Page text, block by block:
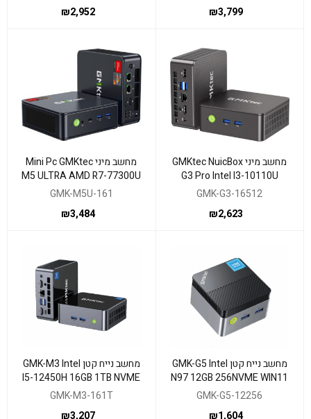
₪3,799
₪2,952
מחשב מיני GMKtec NuicBox
G3 Pro Intel I3-10110U
16GB 512GB W11Pr
GMK-G3-16512
₪2,623
מחשב מיני Mini Pc GMKtec
M5 ULTRA AMD R7-77300U
16GB 1TB W11Pr
GMK-M5U-161
₪3,484
מחשב נייח קטן GMK-G5 Intel
N97 12GB 256NVME WIN11
Pro
GMK-G5-12256
₪1,604
מחשב נייח קטן GMK-M3 Intel
I5-12450H 16GB 1TB NVME
WIN11 Pro
GMK-M3-161T
₪3,207